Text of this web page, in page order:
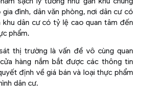
đình, dân văn phòng, nơi dân cư có
dân cư có tỷ lệ cao quan tâm đến
phẩm.
thị trường là vấn đề vô cùng quan
hàng nắm bắt được các thông tin
định về giá bán và loại thực phẩm
dân cư.